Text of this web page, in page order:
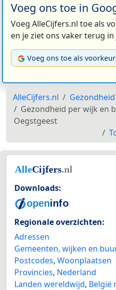
Voeg ons toe in
Voeg AlleCijfers.nl toe als
en je ziet ons vaker terug
Voeg ons toe als
AlleCijfers.nl Gezondheid
Gezondheid per wijk en
Oegstgeest
Downloads:
Regionale overzichten:
Adressen
Gemeenten, wijken en
Postcodes, Woonplaatsen
Provincies, Nederland
Landen wereldwijd, België